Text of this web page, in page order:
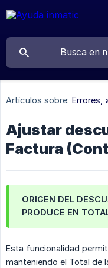
Artículos sobre: Errores,
Ajustar
Factura
ORIGEN DEL
PRODUCE EN
Esta funcionalidad
manteniendo el Total de